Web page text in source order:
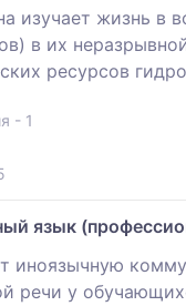
изучает жизнь в
в их
ресурсов
- 1
язык
иноязычную
речи у